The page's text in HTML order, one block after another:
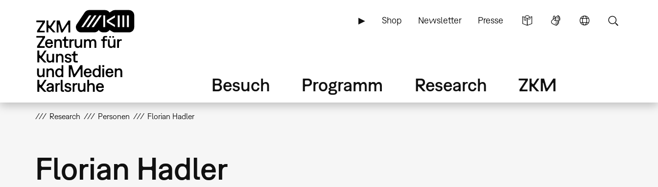
▶ Shop Newsletter Presse
Besuch Programm Research ZKM
Research Personen Florian Hadler
Florian Hadler